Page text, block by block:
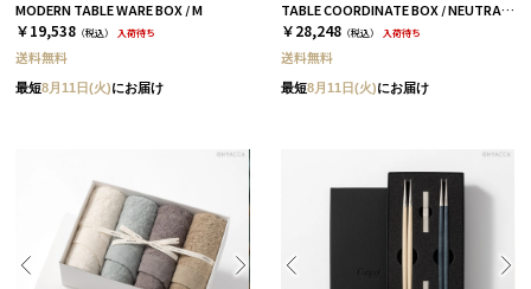
MODERN TABLE WARE BOX / M
￥19,538 （税込） 入荷待ち
送料無料
最短8月11日(火)にお届け
TABLE COORDINATE BOX / NEUTRAL / ホワイトシルバー
￥28,248 （税込） 入荷待ち
送料無料
最短8月11日(火)にお届け